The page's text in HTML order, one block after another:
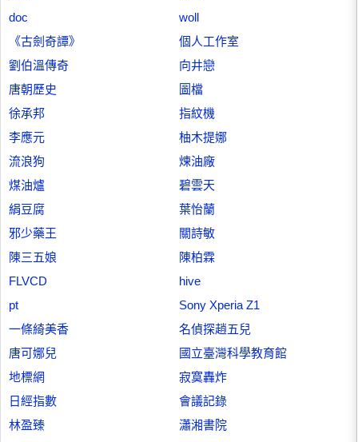
doc
woll
《古劍奇譚》
個人工作室
劉伯溫傳奇
向井戀
唐朝歷史
圖檔
徐承邦
指紋機
李應元
柚木提娜
流浪狗
煉油廠
煤油爐
碧雲天
絹豆腐
葉怡蘭
邪少藥王
關詩敏
陳三五娘
陳柏霖
FLVCD
hive
pt
Sony Xperia Z1
一條綺美香
名偵探趙五兒
唐可娜兒
國立臺灣科學教育館
地標網
寂寞轟炸
日經指數
會議記錄
林盈臻
瀟湘書院